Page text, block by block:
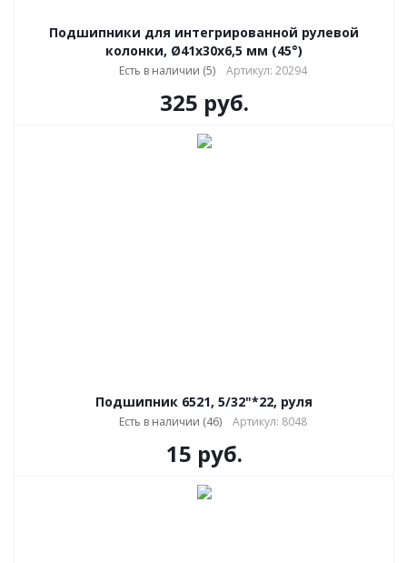
Подшипники для интегрированной рулевой
колонки, Ø41х30x6,5 мм (45°)
Есть в наличии (5) Артикул: 20294
325 руб.
Подшипник 6521, 5/32"*22, руля
Есть в наличии (46) Артикул: 8048
15 руб.